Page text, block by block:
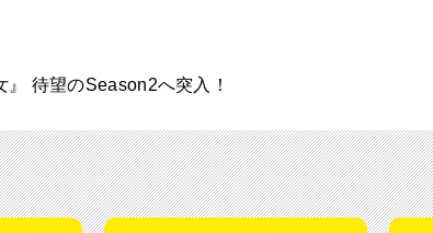
待望のSeason2へ突入！